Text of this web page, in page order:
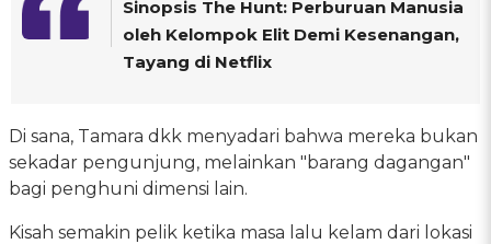
Sinopsis The Hunt: Perburuan Manusia
oleh Kelompok Elit Demi Kesenangan,
Tayang di Netflix
Di sana, Tamara dkk menyadari bahwa mereka bukan
sekadar pengunjung, melainkan "barang dagangan"
bagi penghuni dimensi lain.
Kisah semakin pelik ketika masa lalu kelam dari lokasi